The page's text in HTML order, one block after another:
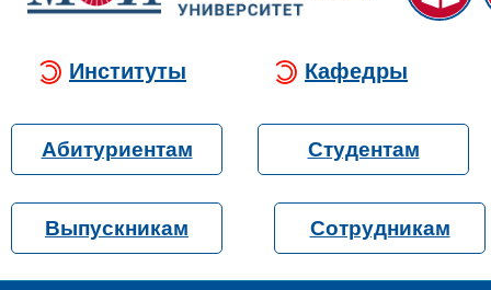
Институты Кафедры
Абитуриентам Студентам
Выпускникам Сотрудникам